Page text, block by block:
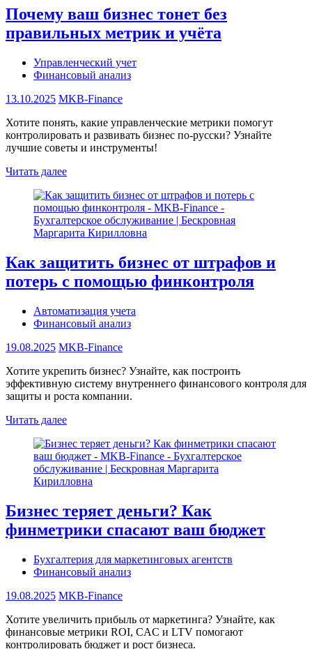
Почему ваш бизнес тонет без
правильных метрик и учёта
Управленческий учет
Финансовый анализ
13.10.2025 MKB-Finance
Хотите понять, какие управленческие метрики помогут
контролировать и развивать бизнес по-русски? Узнайте
лучшие советы и инструменты!
Читать далее
Как защитить бизнес от штрафов и
потерь с помощью финконтроля
Автоматизация учета
Финансовый анализ
19.08.2025 MKB-Finance
Хотите укрепить бизнес? Узнайте, как построить
эффективную систему внутреннего финансового контроля для
защиты и роста компании.
Читать далее
Бизнес теряет деньги? Как
финметрики спасают ваш бюджет
Бухгалтерия для маркетинговых агентств
Финансовый анализ
19.08.2025 MKB-Finance
Хотите увеличить прибыль от маркетинга? Узнайте, как
финансовые метрики ROI, CAC и LTV помогают
контролировать бюджет и рост бизнеса.